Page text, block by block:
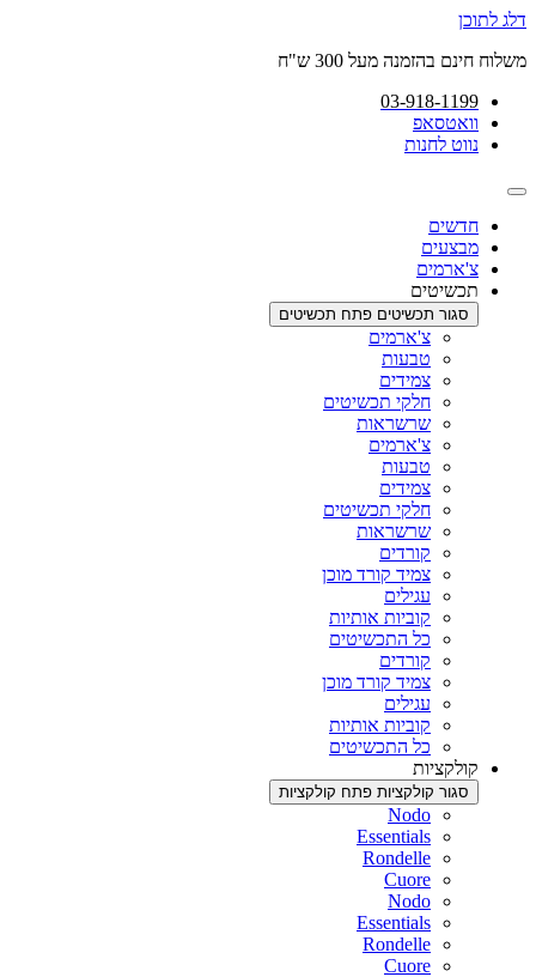
דלג לתוכן
משלוח חינם בהזמנה מעל 300 ש"ח
03-918-1199
וואטסאפ
נווט לחנות
חדשים
מבצעים
צ'ארמים
תכשיטים
סגור תכשיטים פתח תכשיטים
צ'ארמים
טבעות
צמידים
חלקי תכשיטים
שרשראות
צ'ארמים
טבעות
צמידים
חלקי תכשיטים
שרשראות
קורדים
צמיד קורד מוכן
עגילים
קוביות אותיות
כל התכשיטים
קורדים
צמיד קורד מוכן
עגילים
קוביות אותיות
כל התכשיטים
קולקציות
סגור קולקציות פתח קולקציות
Nodo
Essentials
Rondelle
Cuore
Nodo
Essentials
Rondelle
Cuore